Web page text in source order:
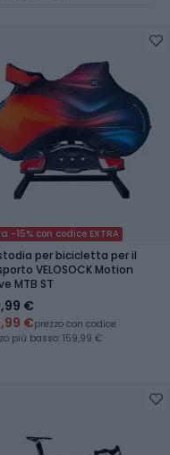
-15% con codice EXTRA
per bicicletta per il
VELOSOCK Motion
MTB ST
€
€prezzo con codice
più basso: 159,99 €